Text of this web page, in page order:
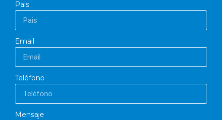
Pais
Email
Teléfono
Mensaje